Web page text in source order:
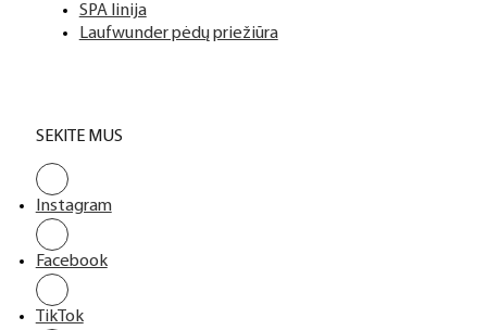
SPA linija
Laufwunder pėdų priežiūra
SEKITE MUS
Instagram
Facebook
TikTok